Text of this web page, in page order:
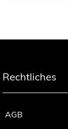
Rechtliches
AGB